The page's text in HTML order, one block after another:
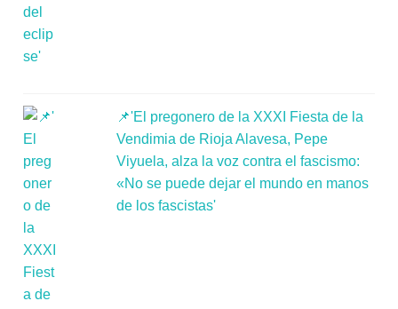
📌'El pregonero de la XXXI Fiesta de la
Vendimia de Rioja Alavesa, Pepe
Viyuela, alza la voz contra el fascismo:
«No se puede dejar el mundo en manos
de los fascistas'